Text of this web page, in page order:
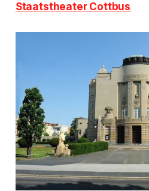
Staatstheater Cottbus